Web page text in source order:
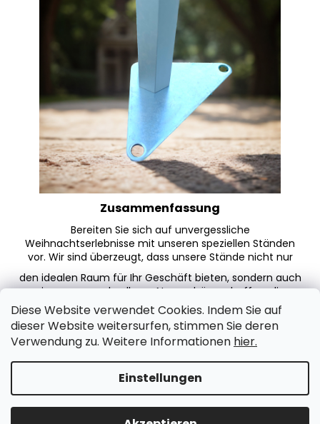
Diese Website verwendet Cookies. Indem Sie auf
dieser Website weitersurfen, stimmen Sie deren
Verwendung zu. Weitere Informationen hier.
Einstellungen
Zusammenfassung
Bereiten Sie sich auf unvergessliche
Weihnachtserlebnisse mit unseren speziellen Ständen
vor. Wir sind überzeugt, dass unsere Stände nicht nur
den idealen Raum für Ihr Geschäft bieten, sondern auch
eine unverwechselbare Atmosphäre schaffen, die
Besucher in Ihren Stand zieht. Investieren
Sie in den Erfolg auf Weihnachtsmärkten mit unseren
qualitativen und funktionalen Ständen.
ß
Erstellt von Shoptet
Markt zelt . Alle Rechte vorbehalten.